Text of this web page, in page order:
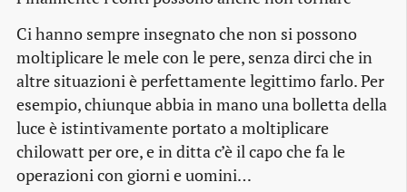
Ci hanno sempre insegnato che non si possono
moltiplicare le mele con le pere, senza dirci che in
altre situazioni è perfettamente legittimo farlo. Per
esempio, chiunque abbia in mano una bolletta della
luce è istintivamente portato a moltiplicare
chilowatt per ore, e in ditta c’è il capo che fa le
operazioni con giorni e uomini…